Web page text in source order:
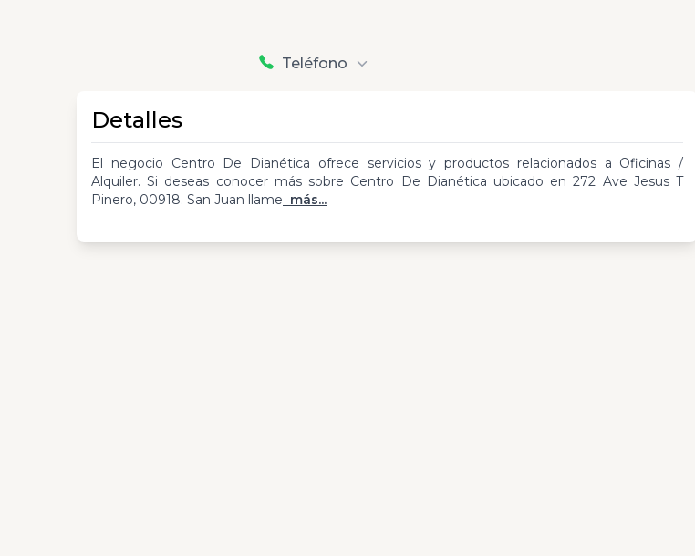
Teléfono
Detalles
El negocio Centro De Dianética ofrece servicios y productos relacionados a Oficinas /
Alquiler. Si deseas conocer más sobre Centro De Dianética ubicado en 272 Ave Jesus T
Pinero, 00918. San Juan llame más...